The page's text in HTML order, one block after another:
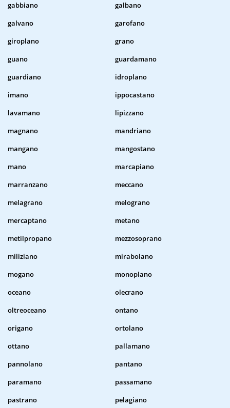
gabbiano
galbano
galvano
garofano
giroplano
grano
guano
guardamano
guardiano
idroplano
imano
ippocastano
lavamano
lipizzano
magnano
mandriano
mangano
mangostano
mano
marcapiano
marranzano
meccano
melagrano
melograno
mercaptano
metano
metilpropano
mezzosoprano
miliziano
mirabolano
mogano
monoplano
oceano
olecrano
oltreoceano
ontano
origano
ortolano
ottano
pallamano
pannolano
pantano
paramano
passamano
pastrano
pelagiano